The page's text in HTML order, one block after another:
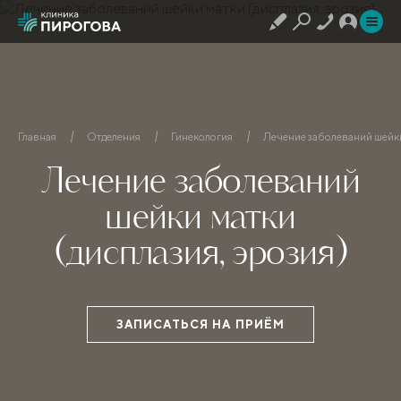
Главная Отделения Гинекология Лечение заболеваний
Лечение заболеваний
шейки матки
(дисплазия, эрозия)
ЗАПИСАТЬСЯ НА ПРИЁМ